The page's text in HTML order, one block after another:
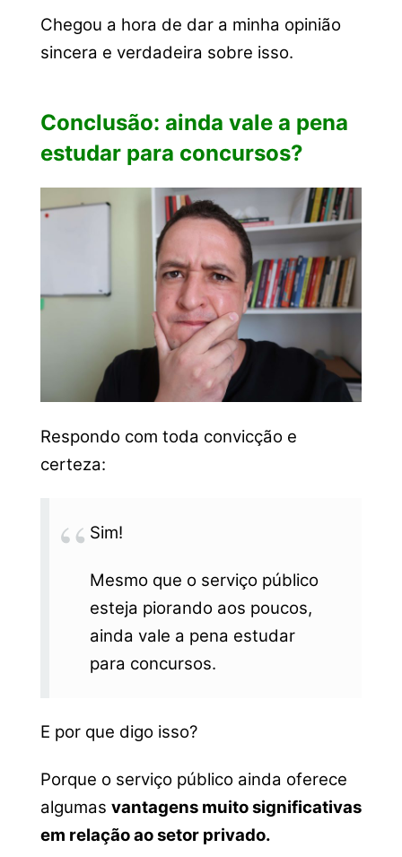
Chegou a hora de dar a minha opinião
sincera e verdadeira sobre isso.
Conclusão: ainda vale a pena
estudar para concursos?
Respondo com toda convicção e
certeza:
Sim!
Mesmo que o serviço público
esteja piorando aos poucos,
ainda vale a pena estudar
para concursos.
E por que digo isso?
Porque o serviço público ainda oferece
algumas vantagens muito significativas
em relação ao setor privado.